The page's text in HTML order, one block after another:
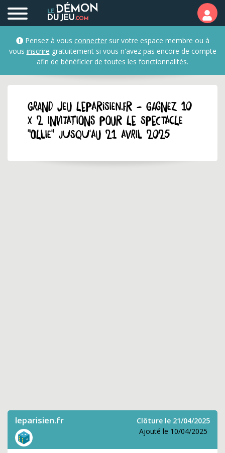
Pensez à vous connectersur votre espace membre ou à
vous inscrire gratuitement si vous n'avez pas encore de compte
afin de bénéficier de toutes les fonctionnalités.
GRAND JEU leparisien.fr - Gagnez 10
x 2 invitations pour le spectacle
"Ollie" jusqu'au 21 avril 2025
leparisien.fr
Clôture le 21/04/2025
Ajouté le 10/04/2025